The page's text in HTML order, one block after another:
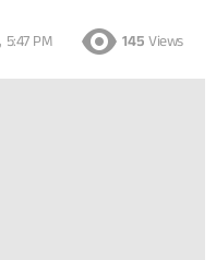
PM 145 Views